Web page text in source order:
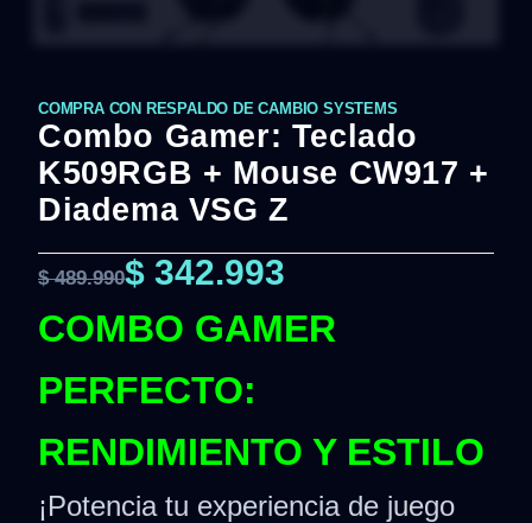
COMPRA CON RESPALDO DE CAMBIO SYSTEMS
Combo Gamer: Teclado
K509RGB + Mouse CW917 +
Diadema VSG Z
$489.990$ 342.993
COMBO GAMER
PERFECTO:
RENDIMIENTO Y ESTILO
¡Potencia tu experiencia de juego